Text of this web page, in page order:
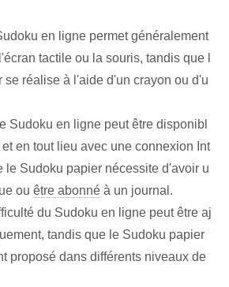
en ligne permet généralement
tactile ou la souris, tandis que l
se réalise à l'aide d'un crayon ou d'u
Sudoku en ligne peut être disponibl
en tout lieu avec une connexion Int
le Sudoku papier nécessite d'avoir u
ou être abonné à un journal.
du Sudoku en ligne peut être aj
tandis que le Sudoku papier
proposé dans différents niveaux de